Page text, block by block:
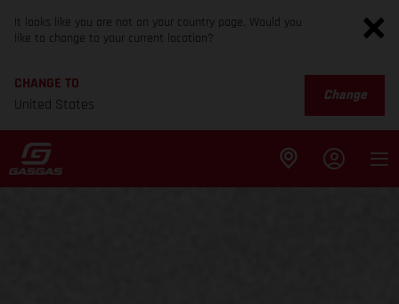
It looks like you are not on your country page. Would you
like to change to your current location?
CHANGE TO
United States
Change